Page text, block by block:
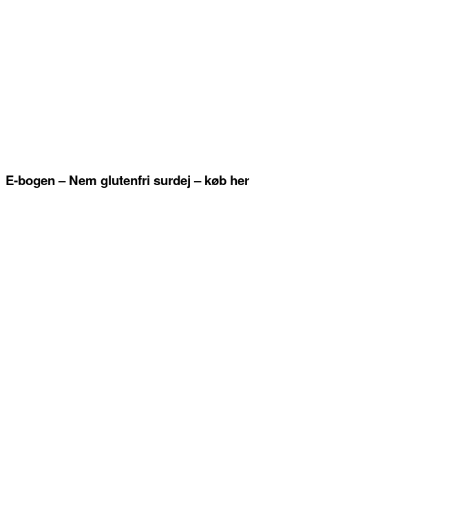
E-bogen – Nem glutenfri surdej – køb her